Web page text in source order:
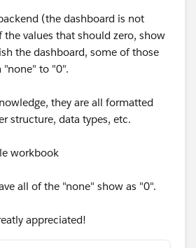
(the dashboard is not
values that should zero, show
the dashboard, some of those
"none" to "0".
they are all formatted
structure, data types, etc.
workbook
all of the "none" show as "0".
appreciated!